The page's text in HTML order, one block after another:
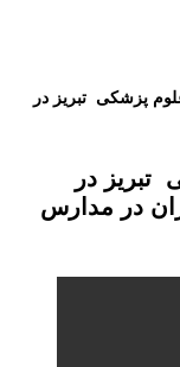
پزشکی ⁧ تبریز⁩ در
تبریز⁩ در
در مدارس